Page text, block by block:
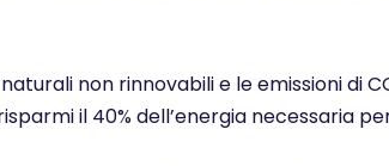
non rinnovabili e le emissioni di
il 40% dell’energia necessaria